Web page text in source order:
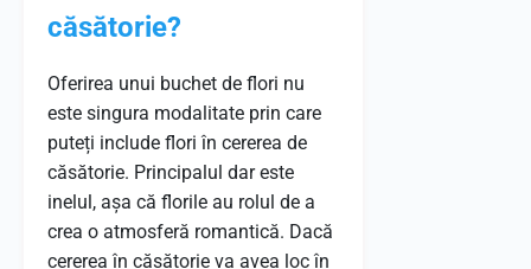
căsătorie?
Oferirea unui buchet de flori nu
este singura modalitate prin care
puteți include flori în cererea de
căsătorie. Principalul dar este
inelul, așa că florile au rolul de a
crea o atmosferă romantică. Dacă
cererea în căsătorie va avea loc în